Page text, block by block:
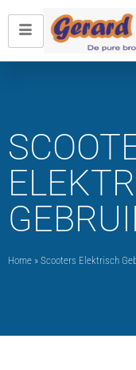
Home » Scooters Elektrisch